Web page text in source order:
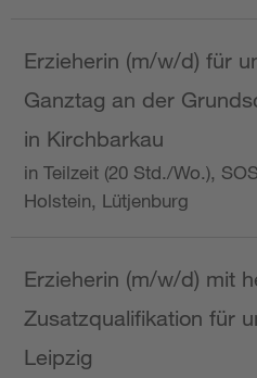
Erzieherin (m/w/d) für
Ganztag an der
in Kirchbarkau
in Teilzeit (20 Std./Wo.),
Holstein, Lütjenburg
Erzieherin (m/w/d) mit
Zusatzqualifikation für
Leipzig